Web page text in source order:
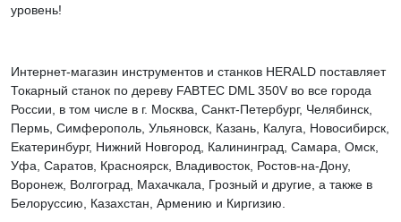
уровень!
Интернет-магазин инструментов и станков HERALD поставляет
Токарный станок по дереву FABTEC DML 350V во все города
России, в том числе в г. Москва, Санкт-Петербург, Челябинск,
Пермь, Симферополь, Ульяновск, Казань, Калуга, Новосибирск,
Екатеринбург, Нижний Новгород, Калининград, Самара, Омск,
Уфа, Саратов, Красноярск, Владивосток, Ростов-на-Дону,
Воронеж, Волгоград, Махачкала, Грозный и другие, а также в
Белоруссию, Казахстан, Армению и Киргизию.